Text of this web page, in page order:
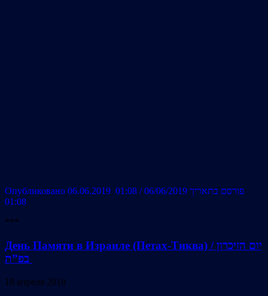
Опубликовано 06.06.2019 01:08 / פורסם בתאריך 06/06/2019
01:08
***
День Памяти в Израиле (Петах-Тиква) / יום הזיכרון
18 апреля 2018